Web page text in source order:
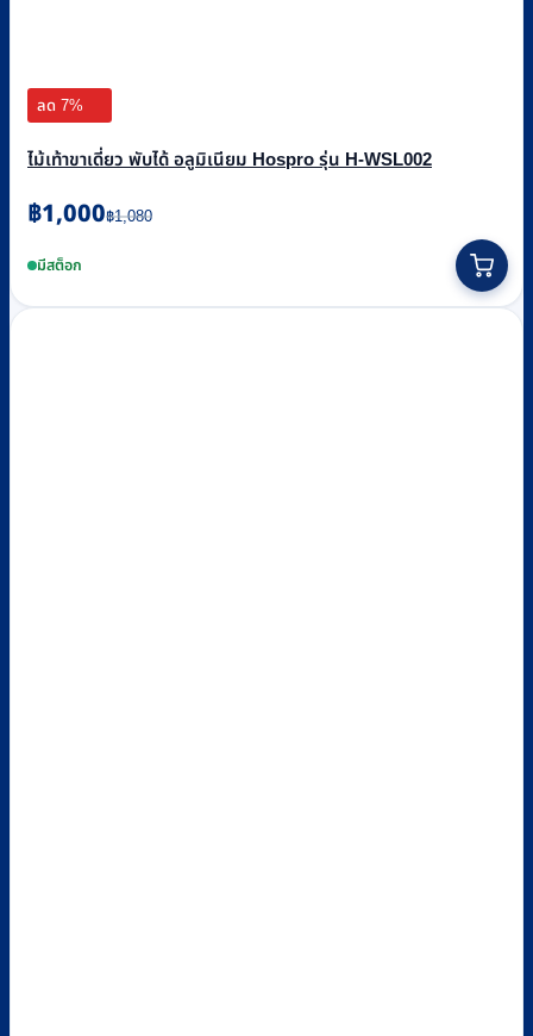
ลด 7%
ไม้เท้าขาเดี่ยว พับได้ อลูมิเนียม Hospro รุ่น H-WSL002
฿1,080
Original
price
was:
฿1,000
Current
price
is:มีสต็อก